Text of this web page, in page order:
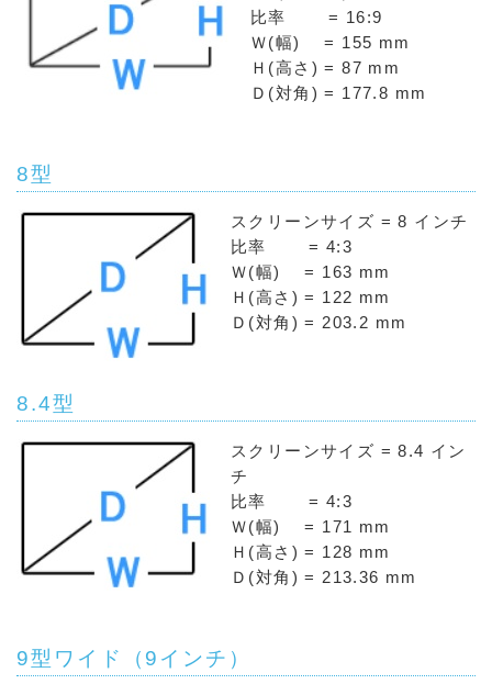
比率 = 16:9
Ｗ(幅) = 155 mm
Ｈ(高さ) = 87 mm
Ｄ(対角) = 177.8 mm
8型
スクリーンサイズ = 8 インチ
比率 = 4:3
Ｗ(幅) = 163 mm
Ｈ(高さ) = 122 mm
Ｄ(対角) = 203.2 mm
8.4型
スクリーンサイズ = 8.4 イン
チ
比率 = 4:3
Ｗ(幅) = 171 mm
Ｈ(高さ) = 128 mm
Ｄ(対角) = 213.36 mm
9型ワイド（9インチ）